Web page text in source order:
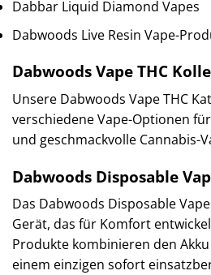
Dabbar Liquid Diamond Vapes
Dabwoods Live Resin Vape-
Dabwoods Vape THC
Unsere Dabwoods Vape THC
verschiedene Vape-Optionen
und geschmackvolle Cannabis-
Dabwoods Disposable
Das Dabwoods Disposable
Gerät, das für Komfort
Produkte kombinieren den
einem einzigen sofort